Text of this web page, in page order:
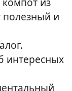
полезный и
интересных